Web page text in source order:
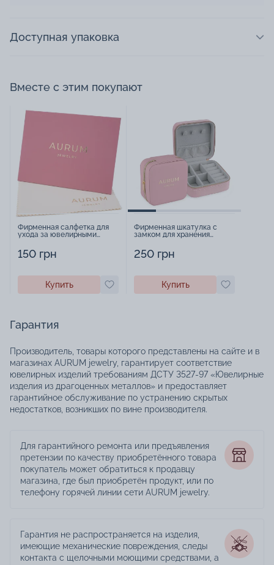
Доступная упаковка
Вместе с этим покупают
Фирменная салфетка для
ухода за ювелирными
150 грн
Купить
Фирменная шкатулка с
замком для хранения
250 грн
Купить
Гарантия
Производитель, товары которого представлены на сайте и в
магазинах AURUM jewelry, гарантирует соответствие
ювелирных изделий требованиям ДСТУ 3527-97 «Ювелирные
изделия из драгоценных металлов» и предоставляет
гарантийное обслуживание по устранению скрытых
недостатков, возникших по вине производителя.
Для гарантийного ремонта или предъявления
претензии по качеству приобретённого товара
покупатель может обратиться к продавцу
магазина, где был приобретён продукт, или по
телефону горячей линии сети AURUM jewelry.
Гарантия не распространяется на изделия,
имеющие механические повреждения, следы
контакта с щелочными моющими средствами, а